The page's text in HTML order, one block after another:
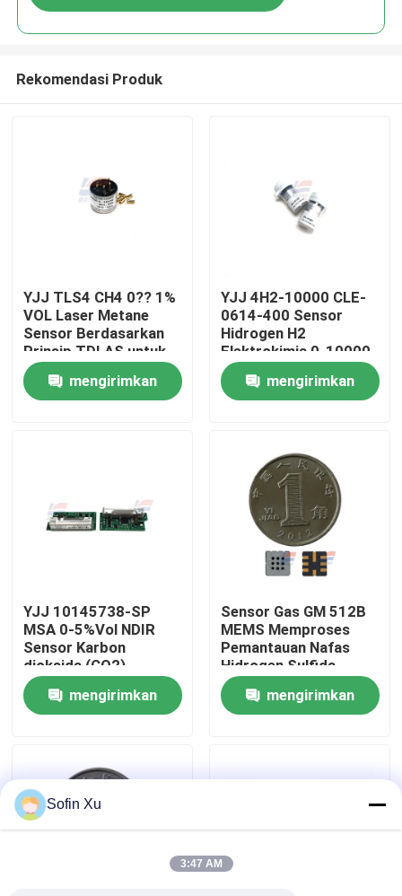
Rumah
Tur Pabrik
Kontrol Kualitas
Hubungi Kami
Berita
Sensor Gas Oksigen
Rekomendasi Produk
YJJ TLS4 CH4 0?? 1%
VOL Laser Metane
Sensor Berdasarkan
Prinsip TDLAS untuk
Industri Petrokimia
mengirimkan
YJJ 4H2-10000 CLE-
0614-400 Sensor
Hidrogen H2
Elektrokimia 0-10000
ppm
mengirimkan
YJJ 10145738-SP
MSA 0-5%Vol NDIR
Sensor Karbon
dioksida (CO2)
inframerah dengan Kit
Perisai untuk
Keamanan Industri
mengirimkan
Sensor Gas GM 512B
MEMS Memproses
Pemantauan Nafas
Hidrogen Sulfida
mengirimkan
Sofin Xu
3:47 AM